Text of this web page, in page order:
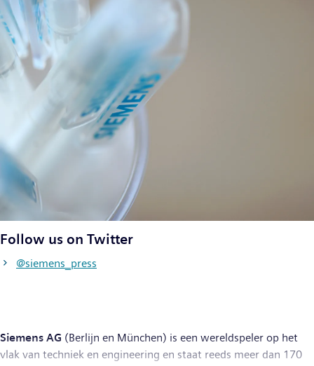
Follow us on Twitter
@siemens_press
Siemens AG (Berlijn en München) is een wereldspeler op het
vlak van techniek en engineering en staat reeds meer dan 170